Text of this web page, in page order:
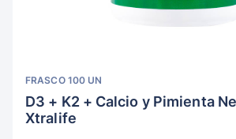
FRASCO 100 UN
D3 + K2 + Calcio y Pimienta
Xtralife